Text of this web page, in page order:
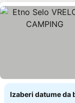
Izaberi datume da